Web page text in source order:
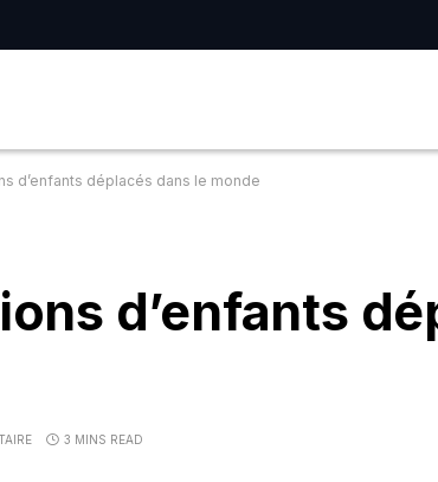
d’enfants déplacés dans le monde
d’enfants
3 MINS READ